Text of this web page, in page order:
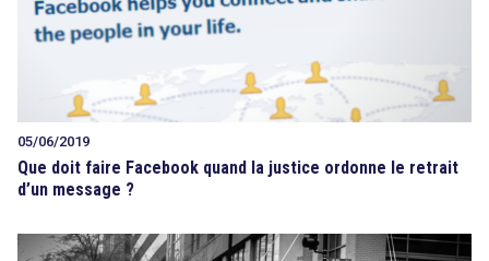
05/06/2019
Que doit faire Facebook quand la justice ordonne le retrait
d’un message ?